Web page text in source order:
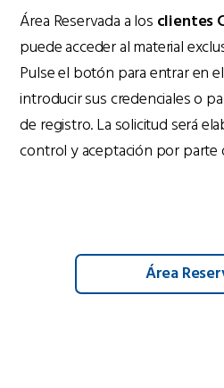
Área Reservada a los clientes
puede acceder al material
Pulse el botón para entrar en
introducir sus credenciales o
de registro. La solicitud será
control y aceptación por parte
Área